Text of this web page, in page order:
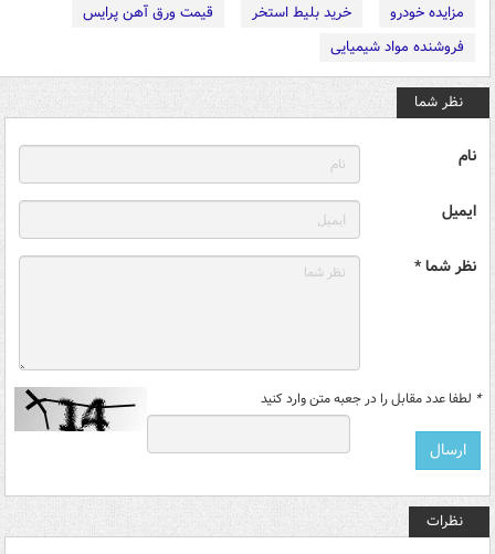
مزایده خودرو
خرید بلیط استخر
قیمت ورق آهن پرایس
فروشنده مواد شیمیایی
نظر شما
نام
ایمیل
نظر شما *
* لطفا عدد مقابل را در جعبه متن وارد کنید
نظرات